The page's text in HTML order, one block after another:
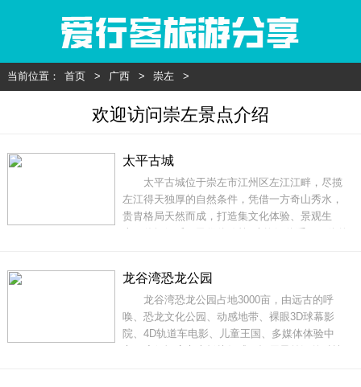
当前位置： 首页 > 广西 > 崇左 >
欢迎访问崇左景点介绍
太平古城
太平古城位于崇左市江州区左江江畔，尽揽
左江得天独厚的自然条件，凭借一方奇山秀水，
贵胄格局天然而成，打造集文化体验、景观生
民俗体验、风情美食、休闲娱乐、非遗体验区、
文创区和主题民宿、当地特色民俗文化产品展销
龙谷湾恐龙公园
龙谷湾恐龙公园占地3000亩，由远古的呼
唤、恐龙文化公园、动感地带、裸眼3D球幕影
院、4D轨道车电影、儿童王国、多媒体体验中